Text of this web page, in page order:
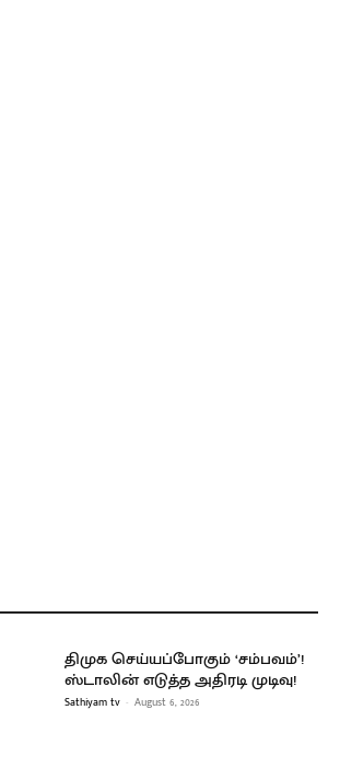
திமுக செய்யப்போகும் ‘சம்பவம்’!
ஸ்டாலின் எடுத்த அதிரடி முடிவு!
Sathiyam tv - August 6, 2026